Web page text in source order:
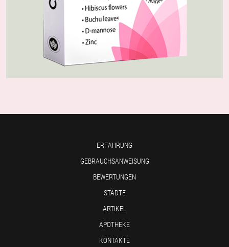
ERFAHRUNG
GEBRAUCHSANWEISUNG
BEWERTUNGEN
STÄDTE
ARTIKEL
APOTHEKE
KONTAKTE